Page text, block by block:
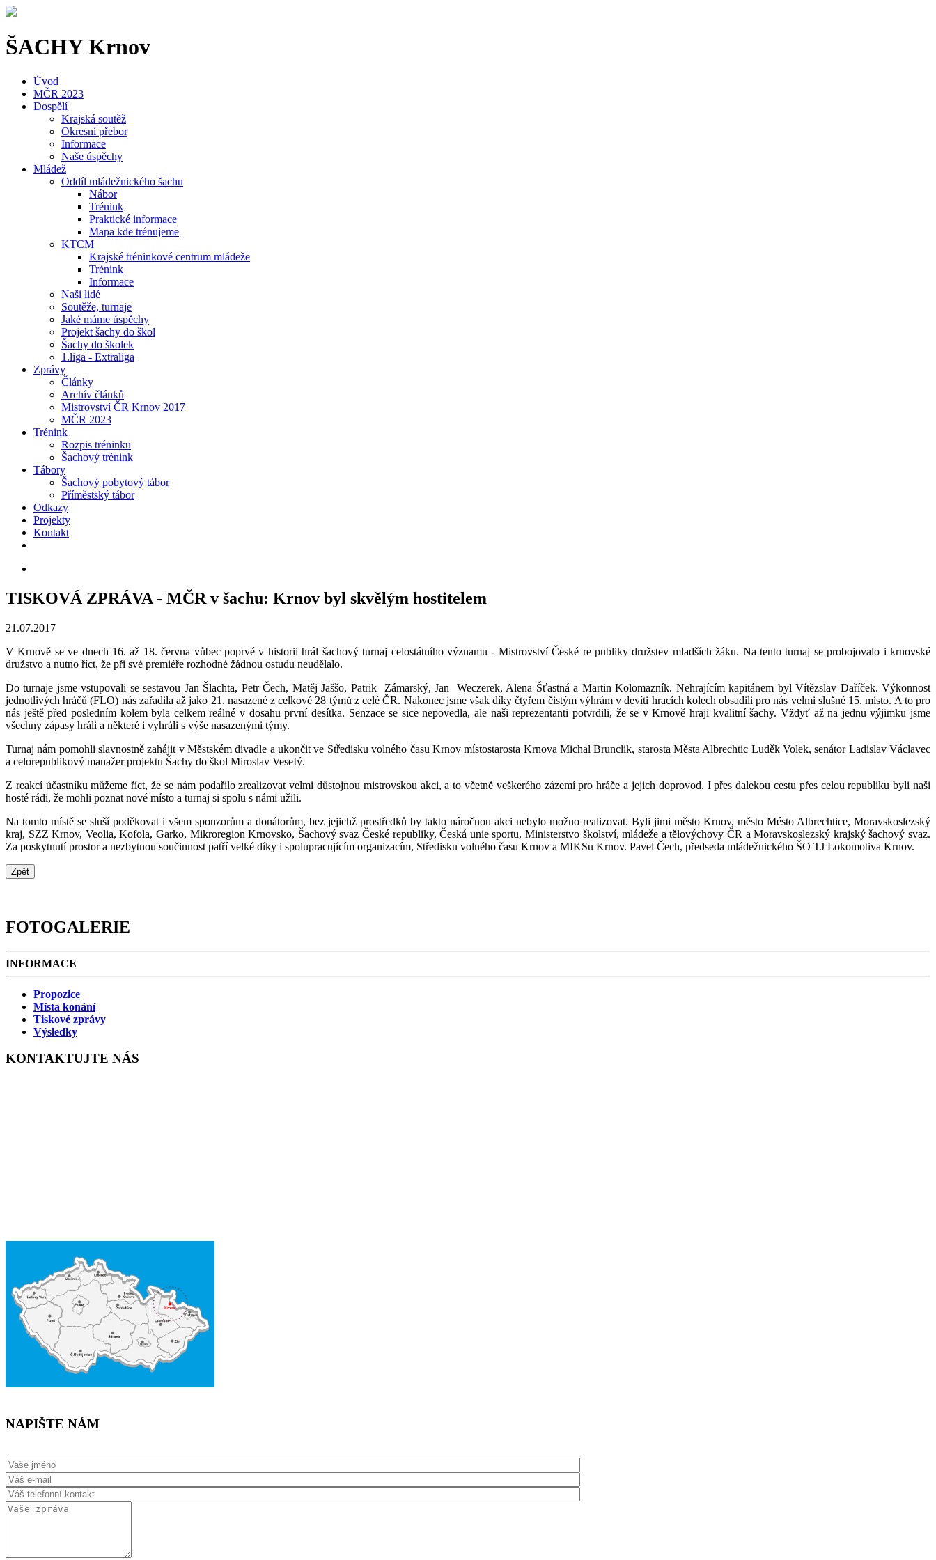
ŠACHY Krnov
Úvod
MČR 2023
Dospělí
Krajská soutěž
Okresní přebor
Informace
Naše úspěchy
Mládež
Oddíl mládežnického šachu
Nábor
Trénink
Praktické informace
Mapa kde trénujeme
KTCM
Krajské tréninkové centrum mládeže
Trénink
Informace
Naši lidé
Soutěže, turnaje
Jaké máme úspěchy
Projekt šachy do škol
Šachy do školek
1.liga - Extraliga
Zprávy
Články
Archív článků
Mistrovství ČR Krnov 2017
MČR 2023
Trénink
Rozpis tréninku
Šachový trénink
Tábory
Šachový pobytový tábor
Příměstský tábor
Odkazy
Projekty
Kontakt
TISKOVÁ ZPRÁVA - MČR v šachu: Krnov byl skvělým hostitelem
21.07.2017
V Krnově se ve dnech 16. až 18. června vůbec poprvé v historii hrál šachový turnaj celostátního významu - Mistrovství České re publiky družstev mladších žáku. Na tento turnaj se probojovalo i krnovské
družstvo a nutno říct, že při své premiéře rozhodné žádnou ostudu neudělalo.
Do turnaje jsme vstupovali se sestavou Jan Šlachta, Petr Čech, Matěj Jaššo, Patrik Zámarský, Jan Weczerek, Alena Šťastná a Martin Kolomazník. Nehrajícím kapitánem byl Vítězslav Daříček. Výkonnost
jednotlivých hráčů (FLO) nás zařadila až jako 21. nasazené z celkové 28 týmů z celé ČR. Nakonec jsme však díky čtyřem čistým výhrám v devíti hracích kolech obsadili pro nás velmi slušné 15. místo. A to pro
nás ještě před posledním kolem byla celkem reálné v dosahu první desítka. Senzace se sice nepovedla, ale naši reprezentanti potvrdili, že se v Krnově hraji kvalitní šachy. Vždyť až na jednu výjimku jsme
všechny zápasy hráli a některé i vyhráli s výše nasazenými týmy.
Turnaj nám pomohli slavnostně zahájit v Městském divadle a ukončit ve Středisku volného času Krnov místostarosta Krnova Michal Brunclik, starosta Města Albrechtic Luděk Volek, senátor Ladislav Václavec
a celorepublikový manažer projektu Šachy do škol Miroslav VeseIý.
Z reakcí účastníku můžeme říct, že se nám podařilo zrealizovat velmi důstojnou mistrovskou akci, a to včetně veškerého zázemí pro hráče a jejich doprovod. I přes dalekou cestu přes celou republiku byli naši
hosté rádi, že mohli poznat nové místo a turnaj si spolu s námi užili.
Na tomto místě se sluší poděkovat i všem sponzorům a donátorům, bez jejichž prostředků by takto náročnou akci nebylo možno realizovat. Byli jimi město Krnov, město Mésto Albrechtice, Moravskoslezský
kraj, SZZ Krnov, Veolia, Kofola, Garko, Mikroregion Krnovsko, Šachový svaz České republiky, Česká unie sportu, Ministerstvo školství, mládeže a tělovýchovy ČR a Moravskoslezský krajský šachový svaz.
Za poskytnutí prostor a nezbytnou součinnost patří velké díky i spolupracujícím organizacím, Středisku volného času Krnov a MIKSu Krnov. Pavel Čech, předseda mládežnického ŠO TJ Lokomotiva Krnov.
FOTOGALERIE
INFORMACE
Propozice
Místa konání
Tiskové zprávy
Výsledky
KONTAKTUJTE NÁS
NAPIŠTE NÁM